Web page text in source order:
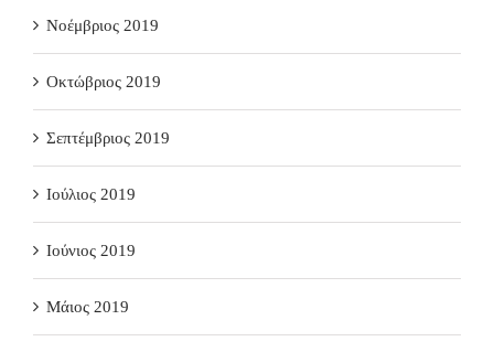
Νοέμβριος 2019
Οκτώβριος 2019
Σεπτέμβριος 2019
Ιούλιος 2019
Ιούνιος 2019
Μάιος 2019